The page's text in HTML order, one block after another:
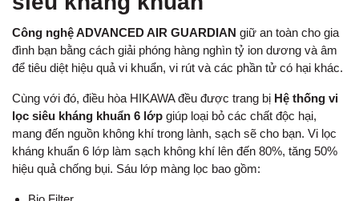
Công nghệ ADVANCED AIR GUARDIAN giữ an toàn cho gia
đình bạn bằng cách giải phóng hàng nghìn tỷ ion dương và âm
để tiêu diệt hiệu quả vi khuẩn, vi rút và các phần tử có hại khác.
Cùng với đó, điều hòa HIKAWA đều được trang bị Hệ thống vi
lọc siêu kháng khuẩn 6 lớp giúp loại bỏ các chất độc hại,
mang đến nguồn không khí trong lành, sạch sẽ cho bạn. Vi lọc
kháng khuẩn 6 lớp làm sạch không khí lên đến 80%, tăng 50%
hiệu quả chống bụi. Sáu lớp màng lọc bao gồm: